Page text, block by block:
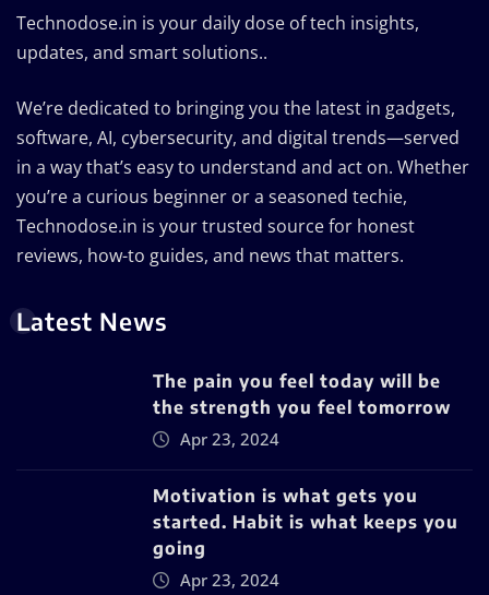
Technodose.in is your daily dose of tech insights,
updates, and smart solutions..
We’re dedicated to bringing you the latest in gadgets,
software, AI, cybersecurity, and digital trends—served
in a way that’s easy to understand and act on. Whether
you’re a curious beginner or a seasoned techie,
Technodose.in is your trusted source for honest
reviews, how-to guides, and news that matters.
Latest News
The pain you feel today will be
the strength you feel tomorrow
Apr 23, 2024
Motivation is what gets you
started. Habit is what keeps you
going
Apr 23, 2024